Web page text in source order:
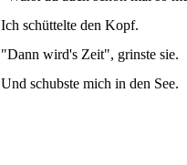
Ich schüttelte den Kopf.
"Dann wird's Zeit", grinste sie.
Und schubste mich in den See.